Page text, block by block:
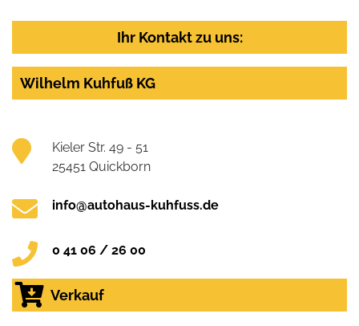
Ihr Kontakt zu uns:
Wilhelm Kuhfuß KG
Kieler Str. 49 - 51
25451 Quickborn
info@autohaus-kuhfuss.de
0 41 06 / 26 00
Verkauf